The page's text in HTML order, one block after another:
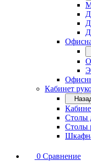
Кабинет
Столы
Столы
0 Сравнение